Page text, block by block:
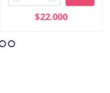
$22.000